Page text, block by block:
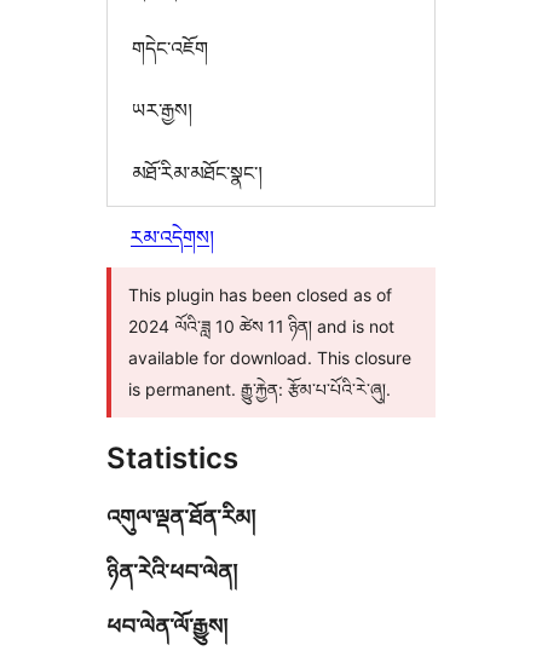
གདེང་འཇོག
ཡར་རྒྱས།
མཐོ་རིམ་མཐོང་སྣང་།
རམ་འདེགས།
This plugin has been closed as of
2024 ལོའི་ཟླ 10 ཚེས 11 ཉིན། and is not
available for download. This closure
is permanent. རྒྱུ་རྐྱེན: རྩོམ་པ་པོའི་རེ་ཞུ།.
Statistics
འགུལ་ལྡན་ཐོན་རིམ།
ཉིན་རེའི་ཕབ་ལེན།
ཕབ་ལེན་ལོ་རྒྱུས།